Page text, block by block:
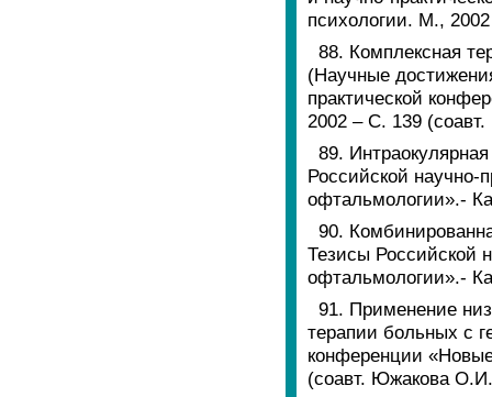
психологии. М.,
88. Комплексная
(Научные
практической
2002 – С. 139
89.
Российской научно-
офтальмологии».-
90.
Тезисы Российской
офтальмологии».-
91. Применение
терапии больных с
конференции
(соавт. Южакова